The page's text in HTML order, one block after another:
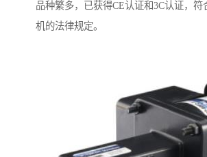
品种繁多，已获得CE认证和3C认证，符
机的法律规定。